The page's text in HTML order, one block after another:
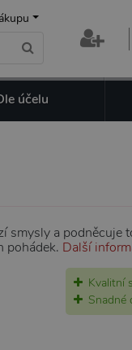
účelu
smysly a podněcuje
pohádek. Další
Kvalitní
Snadné